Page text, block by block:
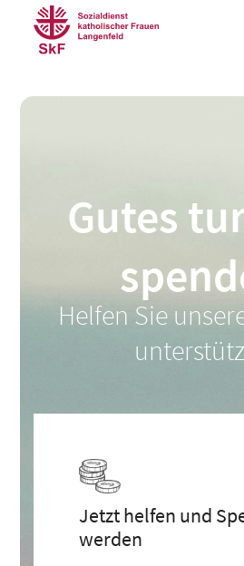
ZUM INHALT SPRINGEN
Gutes
Helfen Sie
Jetzt helfen und
werden